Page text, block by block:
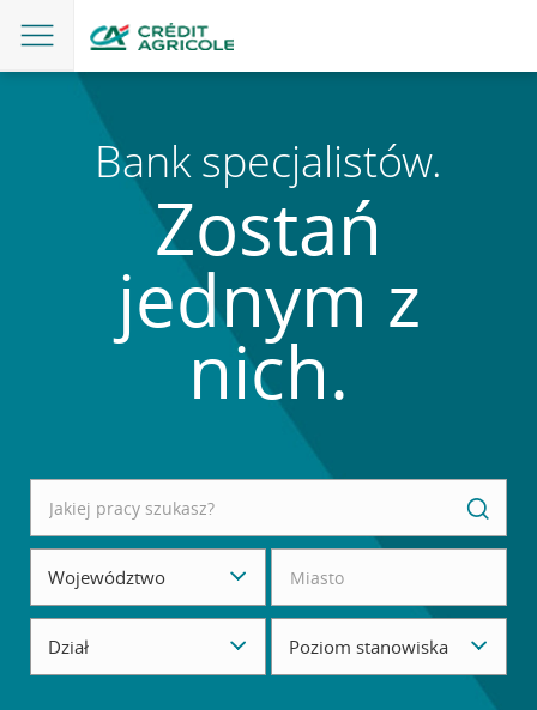
Bank specjalistów.
Zostań
jednym z
nich.
Województwo
Dział Poziom stanowiska